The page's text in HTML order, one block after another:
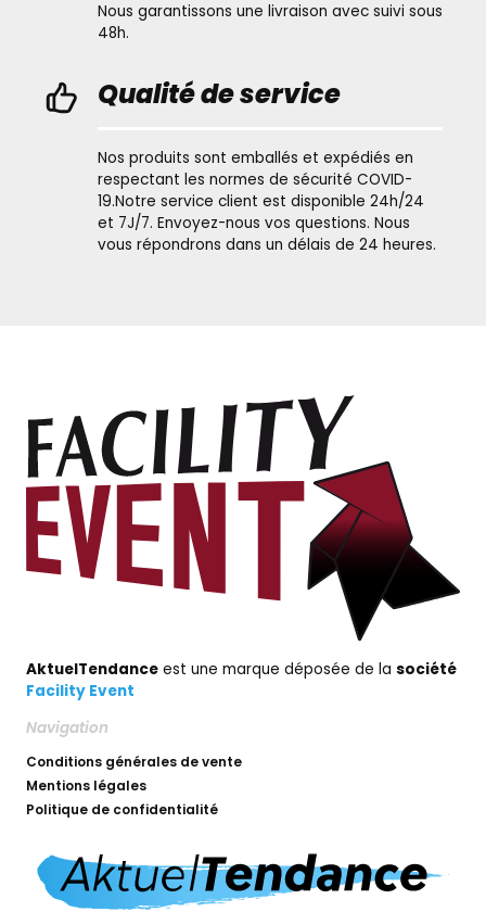
Nous garantissons une livraison avec suivi sous
48h.
Qualité de service
Nos produits sont emballés et expédiés en
respectant les normes de sécurité COVID-
19.Notre service client est disponible 24h/24
et 7J/7. Envoyez-nous vos questions. Nous
vous répondrons dans un délais de 24 heures.
AktuelTendance est une marque déposée de la société
Facility Event
Navigation
Conditions générales de vente
Mentions légales
Politique de confidentialité